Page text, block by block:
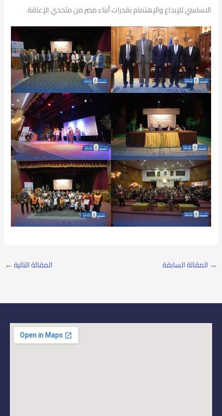
الاساسي للإبداع والإهتمام بقدرات أبناء مصر من متحدي الإعاقة.
→ المقالة السابقة المقالة التالية ←